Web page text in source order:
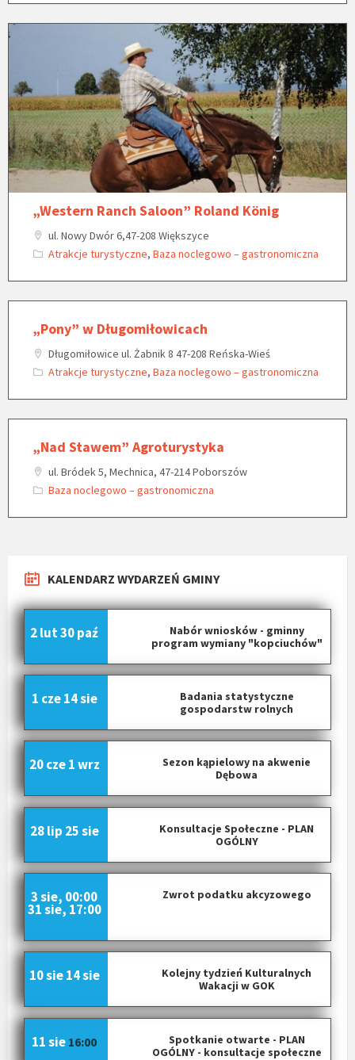
„Western Ranch Saloon” Roland König
ul. Nowy Dwór 6,47-208 Większyce
Atrakcje turystyczne, Baza noclegowo – gastronomiczna
„Pony” w Długomiłowicach
Długomiłowice ul. Żabnik 8 47-208 Reńska-Wieś
Atrakcje turystyczne, Baza noclegowo – gastronomiczna
„Nad Stawem” Agroturystyka
ul. Bródek 5, Mechnica, 47-214 Poborszów
Baza noclegowo – gastronomiczna
KALENDARZ WYDARZEŃ GMINY
Nabór wniosków - gminny
program wymiany "kopciuchów"
2 lut30 paź
Badania statystyczne
gospodarstw rolnych
1 cze 14 sie
Sezon kąpielowy na akwenie
Dębowa
20 cze 1 wrz
Konsultacje Społeczne - PLAN
OGÓLNY
28 lip 25 sie
Zwrot podatku akcyzowego
3 sie, 00:00
31 sie, 17:00
Kolejny tydzień Kulturalnych
Wakacji w GOK
10 sie 14 sie
Spotkanie otwarte - PLAN
OGÓLNY - konsultacje społeczne
11 sie 16:00